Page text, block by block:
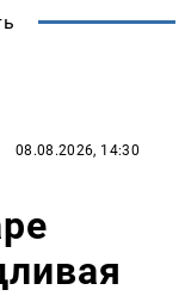
08.08.2026, 14:30